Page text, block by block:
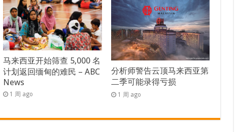
马来西亚开始筛查 5,000 名
计划返回缅甸的难民 – ABC
News
1 周 ago
分析师警告云顶马来西亚第
二季可能录得亏损
1 周 ago